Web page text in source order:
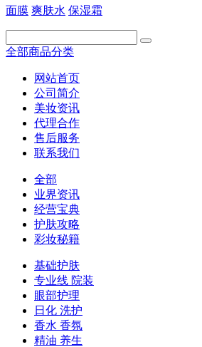
面膜 爽肤水 保湿霜
全部商品分类
网站首页
公司简介
美妆资讯
代理合作
售后服务
联系我们
全部
业界资讯
经营宝典
护肤攻略
彩妆秘籍
基础护肤
专业线 院装
眼部护理
日化 洗护
香水 香氛
精油 养生